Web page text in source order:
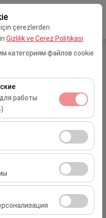
için çerezlerden
Gizlilik ve Çerez Politikası
категориям файлов cookie
работы
для корректной
сеансами и
анализировать, как
посетителей,
поведение
для
и постоянного
опыта.
вам
в соответствии с
эффективность